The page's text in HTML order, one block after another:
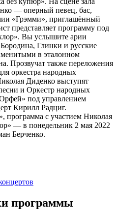
— оперный певец, бас,
«Грэмми», приглашённый
представляет программу под
Вы услышите арии
Глинки и русские
в эталонном
Прозвучат также переложения
оркестра народных
Диденко выступят
и Оркестр народных
под управлением
Кирилл Радциг.
программа с участием Николая
— в понедельник 2 мая 2022
Берченко.
программы